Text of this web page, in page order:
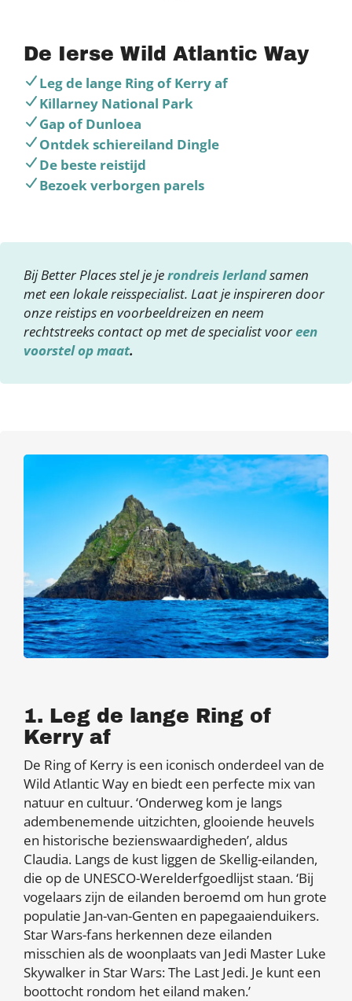
De Ierse Wild Atlantic Way
Leg de lange Ring of Kerry af
Killarney National Park
Gap of Dunloea
Ontdek schiereiland Dingle
De beste reistijd
Bezoek verborgen parels
Bij Better Places stel je jerondreis Ierlandsamen
met een lokale reisspecialist. Laat je inspireren door
onze reistips en voorbeeldreizen en neem
rechtstreeks contact op met de specialist vooreen
voorstel op maat.
1. Leg de lange Ring of
Kerry af
De Ring of Kerry is een iconisch onderdeel van de
Wild Atlantic Way en biedt een perfecte mix van
natuur en cultuur. ‘Onderweg kom je langs
adembenemende uitzichten, glooiende heuvels
en historische bezienswaardigheden’, aldus
Claudia. Langs de kust liggen de Skellig-eilanden,
die op de UNESCO-Werelderfgoedlijst staan. ‘Bij
vogelaars zijn de eilanden beroemd om hun grote
populatie Jan-van-Genten en papegaaienduikers.
Star Wars-fans herkennen deze eilanden
misschien als de woonplaats van Jedi Master Luke
Skywalker in Star Wars: The Last Jedi. Je kunt een
boottocht rondom het eiland maken.’